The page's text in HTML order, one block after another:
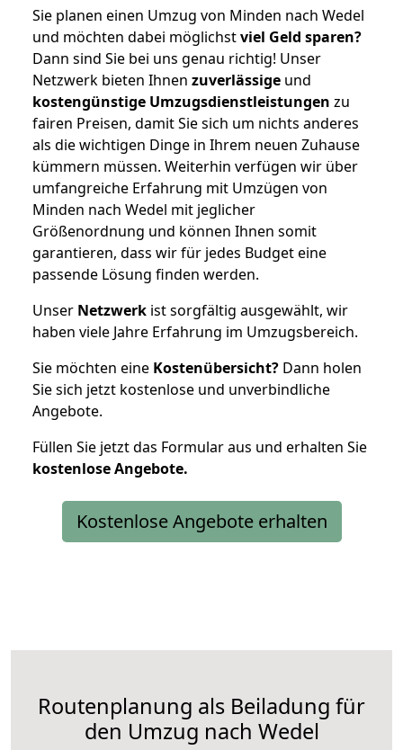
Sie planen einen Umzug von Minden nach Wedel
und möchten dabei möglichstviel Geld sparen?
Dann sind Sie bei uns genau richtig! Unser
Netzwerk bieten Ihnen zuverlässige und
kostengünstige Umzugsdienstleistungen zu
fairen Preisen, damit Sie sich um nichts anderes
als die wichtigen Dinge in Ihrem neuen Zuhause
kümmern müssen. Weiterhin verfügen wir über
umfangreiche Erfahrung mit Umzügen von
Minden nach Wedel mit jeglicher
Größenordnung und können Ihnen somit
garantieren, dass wir für jedes Budget eine
passende Lösung finden werden.
Unser Netzwerk ist sorgfältig ausgewählt, wir
haben viele Jahre Erfahrung im Umzugsbereich.
Sie möchten eine Kostenübersicht? Dann holen
Sie sich jetzt kostenlose und unverbindliche
Angebote.
Füllen Sie jetzt das Formular aus und erhalten Sie
kostenloseAngebote.
Kostenlose Angebote erhalten
Routenplanung als Beiladung für
den Umzug nach Wedel